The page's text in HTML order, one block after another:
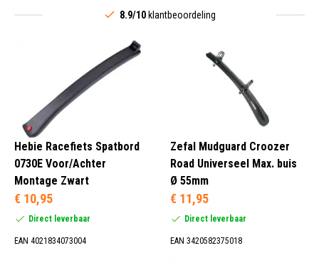
8.9/10 klantbeoordeling
Hebie Racefiets Spatbord
0730E Voor/Achter
Montage Zwart
€ 10,95
Direct leverbaar
EAN 4021834073004
Zefal Mudguard Croozer
Road Universeel Max. buis
Ø 55mm
€ 11,95
Direct leverbaar
EAN 3420582375018